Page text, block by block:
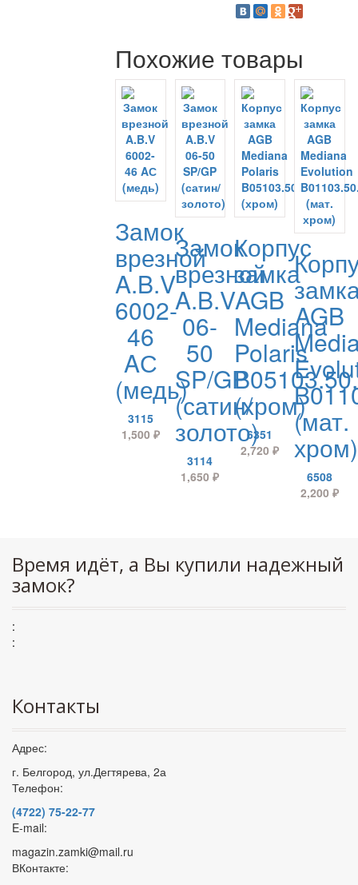
Похожие товары
Замок
врезной
A.B.V
6002-
46
AС
(медь)
3115
1,500 ₽
Замок
врезной
A.B.V
06-
50
SP/GP
(сатин/
золото)
3114
1,650₽
Корпус
замка
AGB
Mediana
Polaris
(хром)
6351
2,720₽
AGB
(мат.
хром)
6508
2,200 ₽
Время идёт, а Вы купили надежный
замок?
:
:
Контакты
Адрес:
г. Белгород, ул.Дегтярева, 2а
Телефон:
(4722) 75-22-77
E-mail:
magazin.zamki@mail.ru
ВКонтакте: